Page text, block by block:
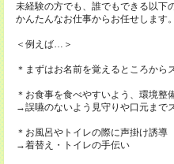
未経験の方でも、誰でもできる以下
かんたんなお仕事からお任せします。
＜例えば…＞
＊まずはお名前を覚えるところから
＊お食事を食べやすいよう、環境整
→誤嚥のないよう見守りや口元まで
＊お風呂やトイレの際に声掛け誘導
→着替え・トイレの手伝い